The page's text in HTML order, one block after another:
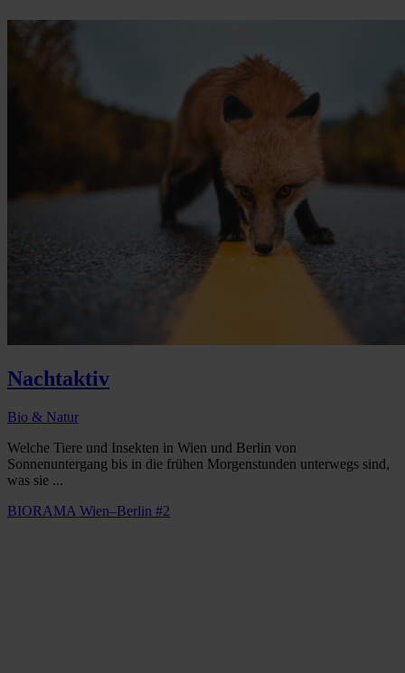
Nachtaktiv
Bio & Natur
Welche Tiere und Insekten in Wien und Berlin von
Sonnenuntergang bis in die frühen Morgenstunden unterwegs sind,
was sie ...
BIORAMA Wien–Berlin #2